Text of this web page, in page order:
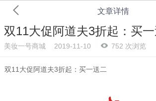
文章详情
双11大促阿道夫3折起：买
美妆一号商城 2019-11-10 752 次浏览
双11大促阿道夫3折起：买一送二